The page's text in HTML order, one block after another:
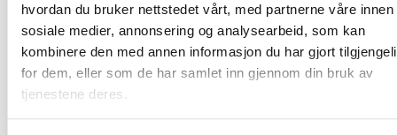
hvordan du bruker nettstedet vårt, med partnerne våre innen
sosiale medier, annonsering og analysearbeid, som kan
kombinere den med annen informasjon du har gjort
for dem, eller som de har samlet inn gjennom din bruk av
tjenestene deres.